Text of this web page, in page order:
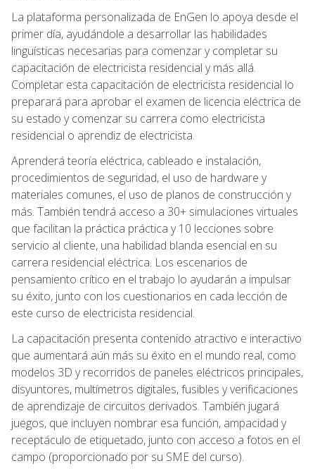
La plataforma personalizada de EnGen lo apoya desde el
primer día, ayudándole a desarrollar las habilidades
lingüísticas necesarias para comenzar y completar su
capacitación de electricista residencial y más allá.
Completar esta capacitación de electricista residencial lo
preparará para aprobar el examen de licencia eléctrica de
su estado y comenzar su carrera como electricista
residencial o aprendiz de electricista.
Aprenderá teoría eléctrica, cableado e instalación,
procedimientos de seguridad, el uso de hardware y
materiales comunes, el uso de planos de construcción y
más. También tendrá acceso a 30+ simulaciones virtuales
que facilitan la práctica práctica y 10 lecciones sobre
servicio al cliente, una habilidad blanda esencial en su
carrera residencial eléctrica. Los escenarios de
pensamiento crítico en el trabajo lo ayudarán a impulsar
su éxito, junto con los cuestionarios en cada lección de
este curso de electricista residencial.
La capacitación presenta contenido atractivo e interactivo
que aumentará aún más su éxito en el mundo real, como
modelos 3D y recorridos de paneles eléctricos principales,
disyuntores, multímetros digitales, fusibles y verificaciones
de aprendizaje de circuitos derivados. También jugará
juegos, que incluyen nombrar esa función, ampacidad y
receptáculo de etiquetado, junto con acceso a fotos en el
campo (proporcionado por su SME del curso).